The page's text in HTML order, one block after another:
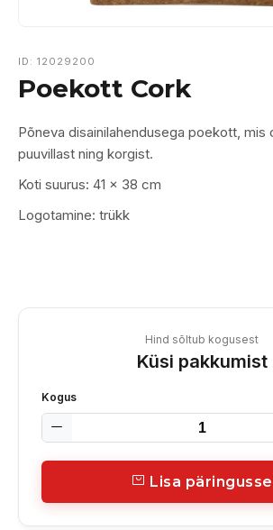
ID: 12029200
Poekott Cork
Põneva disainilahendusega poekott, mis
puuvillast ning korgist.
Koti suurus: 41 x 38 cm
Logotamine: trükk
Hind sõltub kogusest
Küsi pakkumist
Kogus
Lisa päringusse